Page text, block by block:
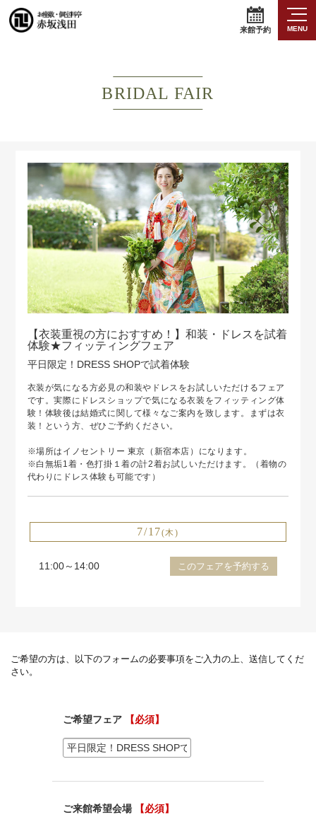
来館予約 MENU
BRIDAL FAIR
【衣装重視の方におすすめ！】和装・ドレスを試着
体験★フィッティングフェア
平日限定！DRESS SHOPで試着体験
衣装が気になる方必見の和装やドレスをお試しいただけるフェア
です。実際にドレスショップで気になる衣装をフィッティング体
験！体験後は結婚式に関して様々なご案内を致します。まずは衣
装！という方、ぜひご予約ください。
※場所はイノセントリー 東京（新宿本店）になります。
※白無垢1着・色打掛１着の計2着お試しいただけます。（着物の
代わりにドレス体験も可能です）
7/17(木)
11:00～14:00 このフェアを予約する